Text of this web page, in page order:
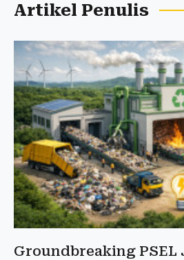
Artikel Penulis
Groundbreaking